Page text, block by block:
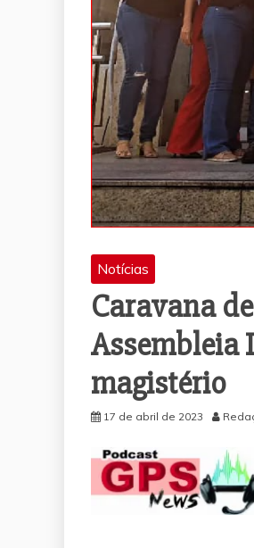
Notícias
Caravana
Assembleia
magistério
17 de abril de 2023